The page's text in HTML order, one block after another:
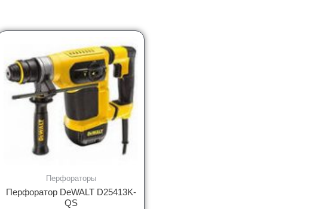
Перфораторы
Перфоратор DeWALT D25413K-
QS